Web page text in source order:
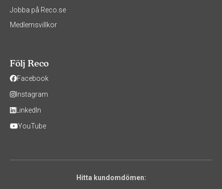
Jobba på Reco.se
Medlemsvillkor
Följ Reco
Facebook
Instagram
LinkedIn
YouTube
Hitta kundomdömen: